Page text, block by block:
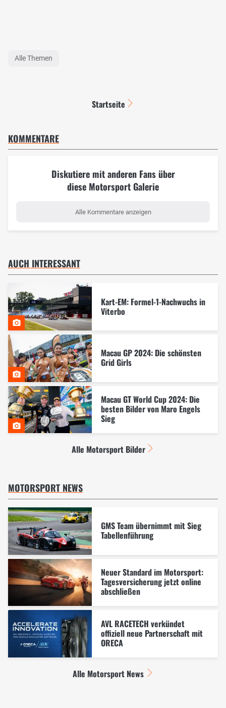
Alle Themen
Startseite
KOMMENTARE
Diskutiere mit anderen Fans über
diese Motorsport Galerie
Alle Kommentare anzeigen
AUCH INTERESSANT
Kart-EM: Formel-1-Nachwuchs in
Viterbo
Macau GP 2024: Die schönsten
Grid Girls
Macau GT World Cup 2024: Die
besten Bilder von Maro Engels
Sieg
Alle Motorsport Bilder
MOTORSPORT NEWS
GMS Team übernimmt mit Sieg
Tabellenführung
Neuer Standard im Motorsport:
Tagesversicherung jetzt online
abschließen
AVL RACETECH verkündet
offiziell neue Partnerschaft mit
ORECA
Alle Motorsport News